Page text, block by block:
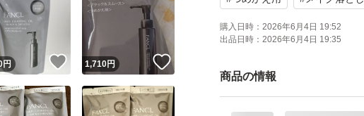
購入日時： 2026年6月4日 19:52
出品日時： 2026年6月4日 19:35
商品の情報
円 いいね！
1,710円 いいね！